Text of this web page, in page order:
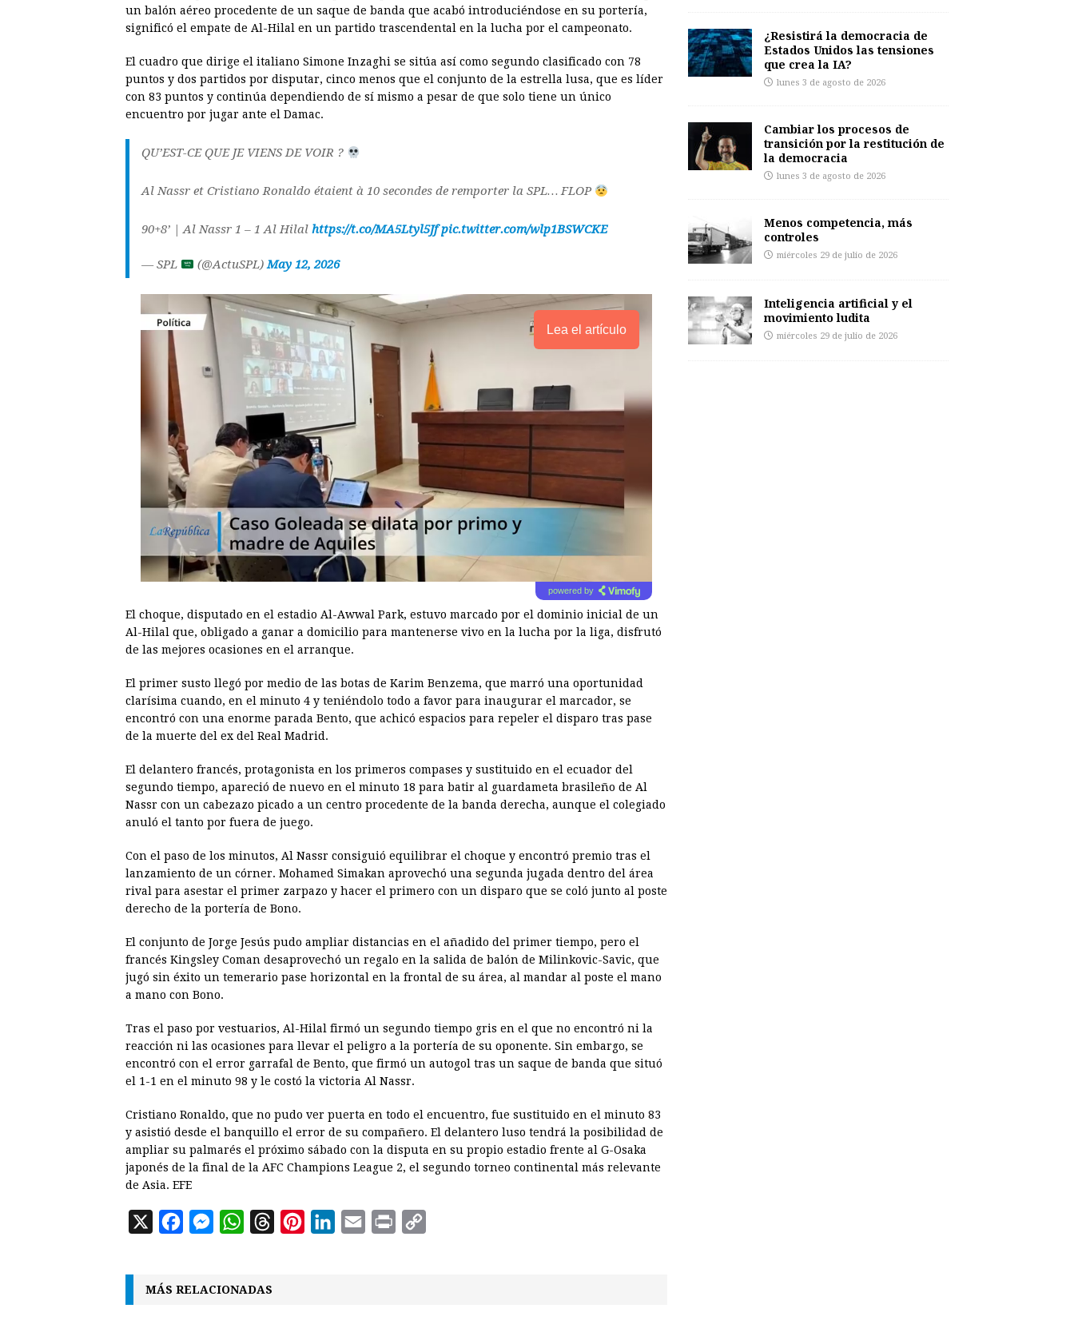
o
k
g
e
r
p
p
s
e
s
t
I
n
n
k
un balón aéreo procedente de un saque de banda que acabó introduciéndose en su portería,
significó el empate de Al-Hilal en un partido trascendental en la lucha por el campeonato.
El cuadro que dirige el italiano Simone Inzaghi se sitúa así como segundo clasificado con 78
puntos y dos partidos por disputar, cinco menos que el conjunto de la estrella lusa, que es líder
con 83 puntos y continúa dependiendo de sí mismo a pesar de que solo tiene un único
encuentro por jugar ante el Damac.
QU’EST-CE QUE JE VIENS DE VOIR ?
Al Nassr et Cristiano Ronaldo étaient à 10 secondes de remporter la SPL… FLOP
90+8’ | Al Nassr 1 – 1 Al Hilal https://t.co/MA5Ltyl5Jf pic.twitter.com/wlp1BSWCKE
— SPL (@ActuSPL)May 12, 2026
Lea el artículo
powered by
El choque, disputado en el estadio Al-Awwal Park, estuvo marcado por el dominio inicial de un
Al-Hilal que, obligado a ganar a domicilio para mantenerse vivo en la lucha por la liga, disfrutó
de las mejores ocasiones en el arranque.
El primer susto llegó por medio de las botas de Karim Benzema, que marró una oportunidad
clarísima cuando, en el minuto 4 y teniéndolo todo a favor para inaugurar el marcador, se
encontró con una enorme parada Bento, que achicó espacios para repeler el disparo tras pase
de la muerte del ex del Real Madrid.
El delantero francés, protagonista en los primeros compases y sustituido en el ecuador del
segundo tiempo, apareció de nuevo en el minuto 18 para batir al guardameta brasileño de Al
Nassr con un cabezazo picado a un centro procedente de la banda derecha, aunque el colegiado
anuló el tanto por fuera de juego.
Con el paso de los minutos, Al Nassr consiguió equilibrar el choque y encontró premio tras el
lanzamiento de un córner. Mohamed Simakan aprovechó una segunda jugada dentro del área
rival para asestar el primer zarpazo y hacer el primero con un disparo que se coló junto al poste
derecho de la portería de Bono.
El conjunto de Jorge Jesús pudo ampliar distancias en el añadido del primer tiempo, pero el
francés Kingsley Coman desaprovechó un regalo en la salida de balón de Milinkovic-Savic, que
jugó sin éxito un temerario pase horizontal en la frontal de su área, al mandar al poste el mano
a mano con Bono.
Tras el paso por vestuarios, Al-Hilal firmó un segundo tiempo gris en el que no encontró ni la
reacción ni las ocasiones para llevar el peligro a la portería de su oponente. Sin embargo, se
encontró con el error garrafal de Bento, que firmó un autogol tras un saque de banda que situó
el 1-1 en el minuto 98 y le costó la victoria Al Nassr.
Cristiano Ronaldo, que no pudo ver puerta en todo el encuentro, fue sustituido en el minuto 83
y asistió desde el banquillo el error de su compañero. El delantero luso tendrá la posibilidad de
ampliar su palmarés el próximo sábado con la disputa en su propio estadio frente al G-Osaka
japonés de la final de la AFC Champions League 2, el segundo torneo continental más relevante
de Asia. EFE
X
e
M
s
W
t
MÁS RELACIONADAS
¿Resistirá la democracia de
Estados Unidos las tensiones
que crea la IA?
lunes 3 de agosto de 2026
Cambiar los procesos de
transición por la restitución de
la democracia
lunes 3 de agosto de 2026
Menos competencia, más
controles
miércoles 29 de julio de 2026
Inteligencia artificial y el
movimiento ludita
miércoles 29 de julio de 2026